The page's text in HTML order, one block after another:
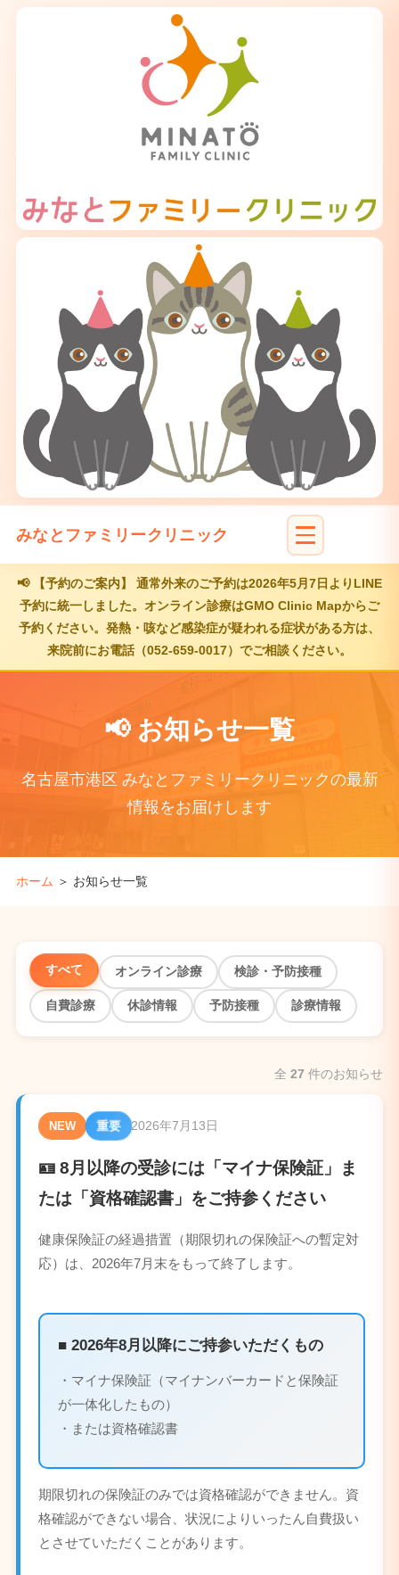
みなとファミリークリニック
📢 【予約のご案内】
通常外来のご予約は2026年5月7日よりLINE
予約に統一しました。オンライン診療はGMO Clinic Mapからご
予約ください。発熱・咳など感染症が疑われる症状がある方は、
来院前にお電話（052-659-0017）でご相談ください。
📢 お知らせ一覧
名古屋市港区 みなとファミリークリニックの最新
情報をお届けします
ホーム ＞ お知らせ一覧
すべて オンライン診療 検診・予防接種
自費診療 休診情報 予防接種 診療情報
全27 件のお知らせ
NEW 重要 2026年7月13日
🪪 8月以降の受診には「マイナ保険証」ま
たは「資格確認書」をご持参ください
健康保険証の経過措置（期限切れの保険証への暫定対
応）は、2026年7月末をもって終了します。
■ 2026年8月以降にご持参いただくもの
・マイナ保険証（マイナンバーカードと保険証
が一体化したもの）
・または資格確認書
期限切れの保険証のみでは資格確認ができません。資
格確認ができない場合、状況によりいったん自費扱い
とさせていただくことがあります。